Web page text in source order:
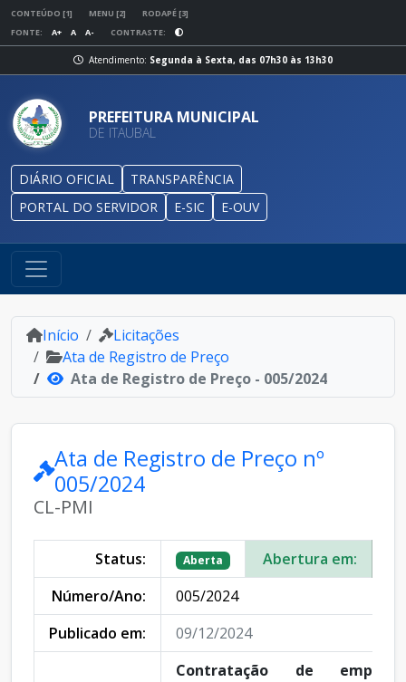
CONTEÚDO [1] MENU [2]
RODAPÉ [3]
FONTE:
A+ A A- CONTRASTE:
Atendimento: Segunda à Sexta, das 07h30 às 13h30
PREFEITURA MUNICIPAL
DE ITAUBAL
DIÁRIO OFICIAL
TRANSPARÊNCIA
PORTAL DO SERVIDOR
E-SIC E-OUV
Início
Licitações
Ata de Registro de Preço
Ata de Registro de Preço - 005/2024
Ata de Registro de Preço nº
005/2024
CL-PMI
Status: Aberta Abertura em:
Número/Ano:
005/2024
Publicado em:
09/12/2024
Contratação de